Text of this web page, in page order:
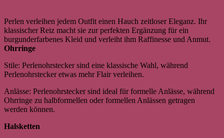
Perlen verleihen jedem Outfit einen Hauch zeitloser Eleganz. Ihr
klassischer Reiz macht sie zur perfekten Ergänzung für ein
burgunderfarbenes Kleid und verleiht ihm Raffinesse und Anmut.
Ohrringe
Stile: Perlenohrstecker sind eine klassische Wahl, während
Perlenohrstecker etwas mehr Flair verleihen.
Anlässe: Perlenohrstecker sind ideal für formelle Anlässe, während
Ohrringe zu halbformellen oder formellen Anlässen getragen
werden können.
Halsketten